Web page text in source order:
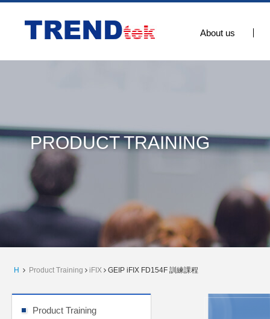
About us
PRODUCT TRAINING
H Product Training iFIX GEIP iFIX FD154F 訓練課程
Product Training